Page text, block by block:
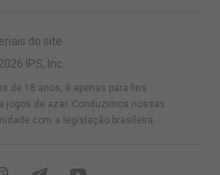
do site
IPS, Inc.
de 18 anos, é apenas para fins
jogos de azar. Conduzimos nossas
com a legislação brasileira.